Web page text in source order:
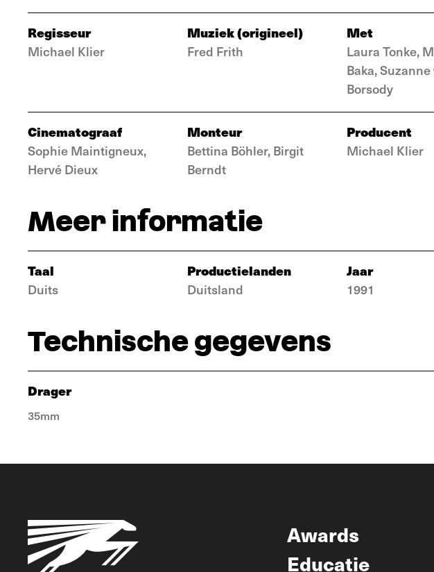
Regisseur
Michael Klier
Muziek (origineel)
Fred Frith
Met
Laura Tonke,
Baka, Suzanne
Borsody
Cinematograaf
Sophie Maintigneux,
Hervé Dieux
Monteur
Bettina Böhler, Birgit
Berndt
Producent
Michael Klier
Meer informatie
Taal
Duits
Productielanden
Duitsland
Jaar
1991
Technische gegevens
Drager
35mm
Awards
Educatie